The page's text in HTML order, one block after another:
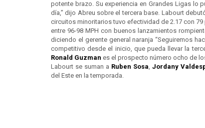
potente brazo. Su experiencia en Grandes Ligas lo
día,” dijo Abreu sobre el tercera base. Labourt
circuitos minoritarios tuvo efectividad de 2.17 con
entre 96-98 MPH con buenos lanzamientos
diciendo el gerente general naranja “Seguiremos
competitivo desde el inicio, que pueda llevar la
Ronald Guzman es el prospecto número ocho de
Labourt se suman a Ruben Sosa, Jordany
del Este en la temporada.